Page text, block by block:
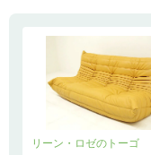
リーン・ロゼのトーゴ